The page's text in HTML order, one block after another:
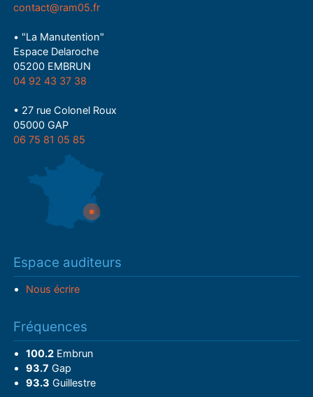
contact@ram05.fr
• "La Manutention"
Espace Delaroche
05200 EMBRUN
04 92 43 37 38
• 27 rue Colonel Roux
05000 GAP
06 75 81 05 85
Espace auditeurs
Nous écrire
Fréquences
100.2Embrun
93.7 Gap
93.3 Guillestre